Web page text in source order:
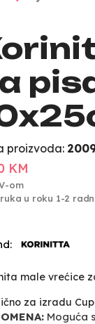
proizvoda:
KM
om
u roku 1-2
male vrećice
za izradu
Moguća